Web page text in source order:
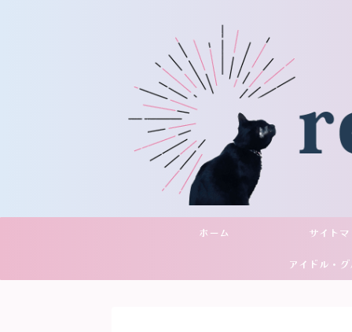
ホーム サイト
アイドル・